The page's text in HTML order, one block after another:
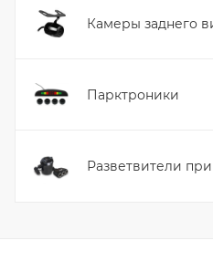
Камеры заднего
Парктроники
Разветвители